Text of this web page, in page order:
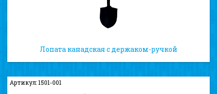
Лопата канадская с держаком-ручкой
Артикул: 1501-001